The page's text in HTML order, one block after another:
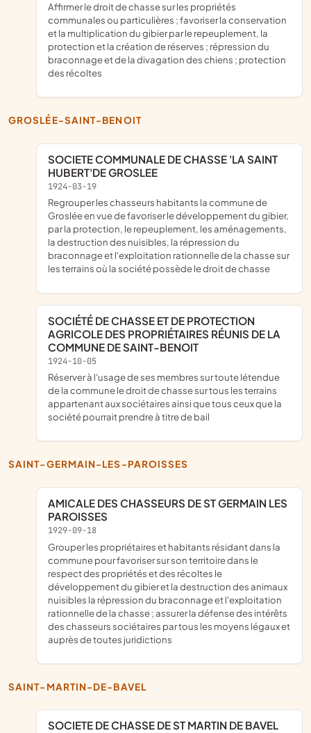
affirmer le droit de chasse sur les propriétés
communales ou particulières ; favoriser la conservation
et la multiplication du gibier par le repeuplement, la
protection et la création de réserves ; répression du
braconnage et de la divagation des chiens ; protection
des récoltes
GROSLÉE-SAINT-BENOIT
SOCIETE COMMUNALE DE CHASSE 'LA SAINT
HUBERT'DE GROSLEE
1924-03-19
regrouper les chasseurs habitants la commune de
Groslée en vue de favoriser le développement du gibier,
par la protection, le repeuplement, les aménagements,
la destruction des nuisibles, la répression du
braconnage et l'exploitation rationnelle de la chasse sur
les terrains où la société possède le droit de chasse
SOCIÉTÉ DE CHASSE ET DE PROTECTION
AGRICOLE DES PROPRIÉTAIRES RÉUNIS DE LA
COMMUNE DE SAINT-BENOIT
1924-10-05
réserver à l'usage de ses membres sur toute létendue
de la commune le droit de chasse sur tous les terrains
appartenant aux sociétaires ainsi que tous ceux que la
société pourrait prendre à titre de bail
SAINT-GERMAIN-LES-PAROISSES
AMICALE DES CHASSEURS DE ST GERMAIN LES
PAROISSES
1929-09-18
grouper les propriétaires et habitants résidant dans la
commune pour favoriser sur son territoire dans le
respect des propriétés et des récoltes le
développement du gibier et la destruction des animaux
nuisibles la répression du braconnage et l'exploitation
rationnelle de la chasse ; assurer la défense des intérêts
des chasseurs sociétaires par tous les moyens légaux et
auprès de toutes juridictions
SAINT-MARTIN-DE-BAVEL
SOCIETE DE CHASSE DE ST MARTIN DE BAVEL